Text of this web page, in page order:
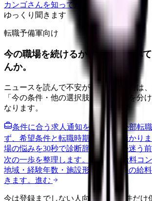
カンゴさんを知ってから相談する
ゆっくり聞きます
転職予備軍向け
今の職場を続けるか、条件を比べ
んか。
ニュースを読んで不安が強くなった時は
「今の条件・他の選択肢・相談先」を分
なります。
条件に合う求人通知を受け取る
外部転
ず、希望条件と転職時期を自社で預かりま
場の悩みを30秒で診断辞めるべきか迷う
次の一歩を整理します。
進む
給料コ
地域・経験年数・施設形態から、今の給
きます。 進む
今は登録までしない人向け: 希望条件だけ